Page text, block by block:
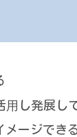
し発展し
メージでき